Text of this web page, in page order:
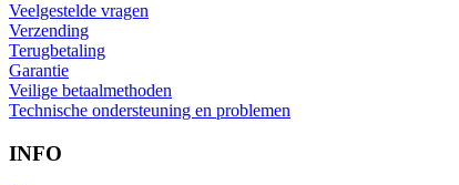
Veelgestelde vragen
Verzending
Terugbetaling
Garantie
Veilige betaalmethoden
Technische ondersteuning en problemen
INFO